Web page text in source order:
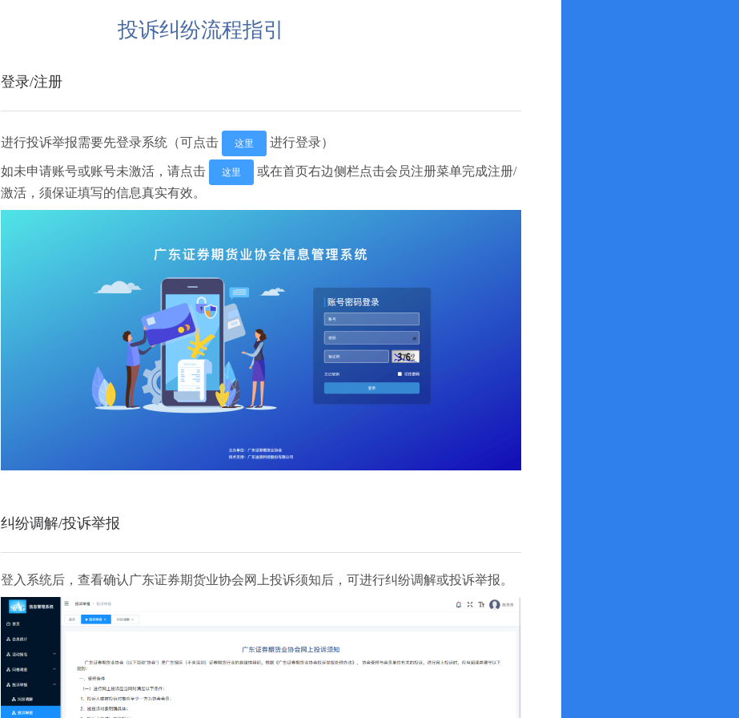
投诉纠纷流程指引
登录/注册
进行投诉举报需要先登录系统（可点击 这里 进行登录）
如未申请账号或账号未激活，请点击 这里
或在首页右边侧栏点击会员注册菜单完成注册/
激活，须保证填写的信息真实有效。
纠纷调解/投诉举报
登入系统后，查看确认广东证券期货业协会网上投诉须知后，可进行纠纷调解或投诉举报。